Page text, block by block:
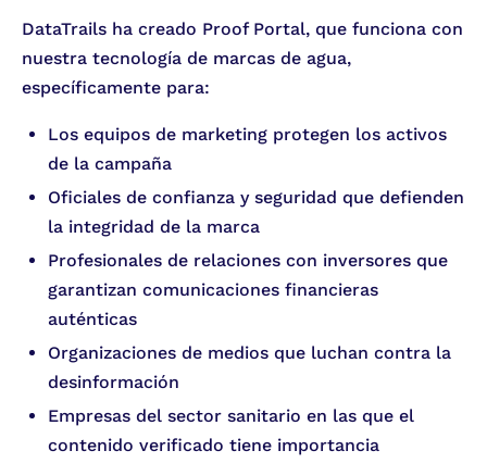
DataTrails ha creado Proof Portal, que funciona con
nuestra tecnología de marcas de agua,
específicamente para:
Los equipos de marketing protegen los activos
de la campaña
Oficiales de confianza y seguridad que defienden
la integridad de la marca
Profesionales de relaciones con inversores que
garantizan comunicaciones financieras
auténticas
Organizaciones de medios que luchan contra la
desinformación
Empresas del sector sanitario en las que el
contenido verificado tiene importancia